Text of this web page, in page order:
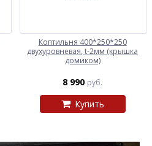
Коптильня 400*250*250
двухуровневая, t-2мм (крышка
домиком)
8 990 руб.
Купить